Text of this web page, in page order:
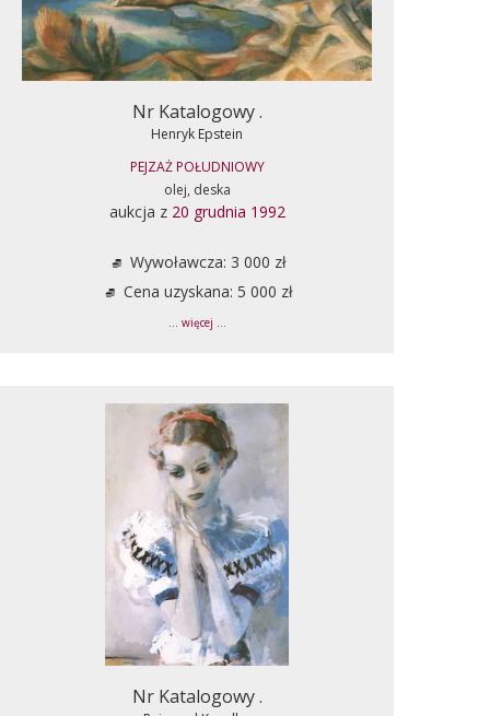
Nr Katalogowy .
Henryk Epstein
PEJZAŻ POŁUDNIOWY
olej, deska
aukcja z 20 grudnia 1992
Wywoławcza: 3 000 zł
Cena uzyskana: 5 000 zł
... więcej ...
Nr Katalogowy .